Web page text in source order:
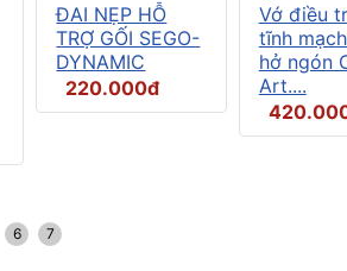
ĐAI NẸP HỖ
TRỢ GỐI SEGO-
DYNAMIC
220.000đ
Vớ điều
tĩnh
hở ngón
Art....
6 7